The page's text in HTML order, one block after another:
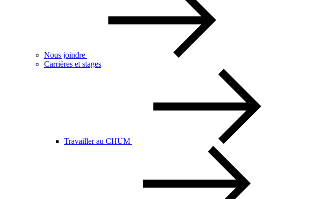
Nous joindre
Carrières et stages
Travailler au CHUM